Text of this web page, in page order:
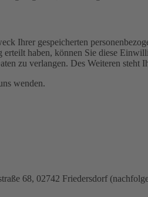
Ihrer gespeicherten
haben, können Sie diese
zu verlangen. Des Weiteren
wenden.
68, 02742 Friedersdorf